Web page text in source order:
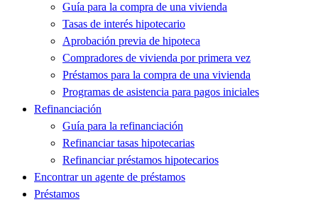
Guía para la compra de una vivienda
Tasas de interés hipotecario
Aprobación previa de hipoteca
Compradores de vivienda por primera vez
Préstamos para la compra de una vivienda
Programas de asistencia para pagos iniciales
Refinanciación
Guía para la refinanciación
Refinanciar tasas hipotecarias
Refinanciar préstamos hipotecarios
Encontrar un agente de préstamos
Préstamos